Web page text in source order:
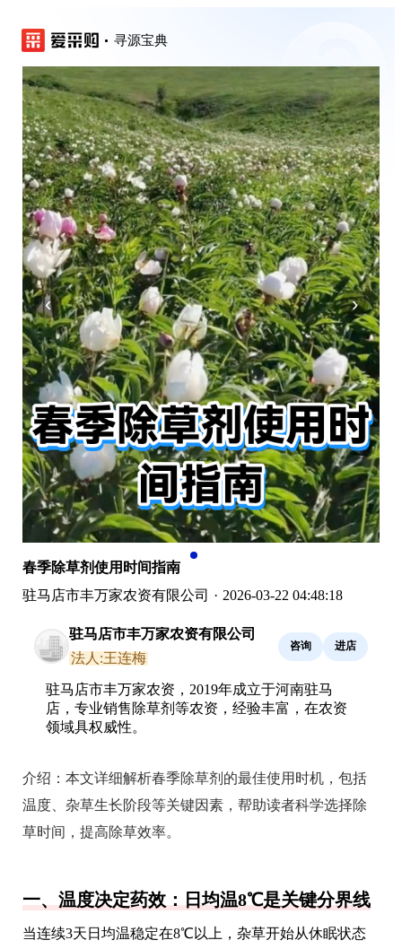
寻源宝典
‹ ›
春季除草剂使用时间指南
驻马店市丰万家农资有限公司 · 2026-03-22 04:48:18
驻马店市丰万家农资有限公司
法人:王连梅
咨询 进店
驻马店市丰万家农资，2019年成立于河南驻马
店，专业销售除草剂等农资，经验丰富，在农资
领域具权威性。
介绍： 本文详细解析春季除草剂的最佳使用时机，包括
温度、杂草生长阶段等关键因素，帮助读者科学选择除
草时间，提高除草效率。
一、温度决定药效：日均温8℃是关键分界线
当连续3天日均温稳定在8℃以上，杂草开始从休眠状态